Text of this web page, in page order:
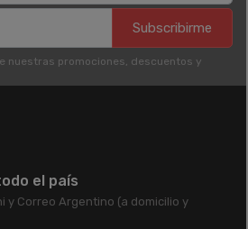
Subscribirme
nuestras promociones, descuentos y
el país
y Correo Argentino (a domicilio y